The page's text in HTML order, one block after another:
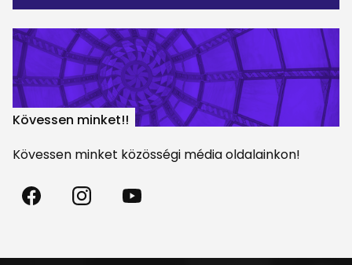
Kövessen minket!!
Kövessen minket közösségi média oldalainkon!
Madách
Színház
Madách
Színház
Madách
Színház
on